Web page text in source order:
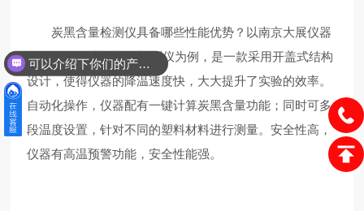
炭黑含量检测仪具备哪些性能优势？以南京大展仪器
的DZ3500S炭黑含量检测仪为例，是一款采用开盖式结构
设计，使得仪器的降温速度快，大大提升了实验的效率。
自动化操作，仪器配有一键计算炭黑含量功能；同时可多
段温度设置，针对不同的塑料材料进行测量。安全性高，
仪器有高温预警功能，安全性能强。